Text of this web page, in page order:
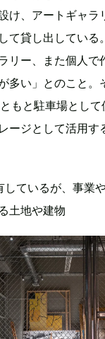
け、アートギャラ
て貸し出している
リー、また個人
多い」とのこと。
もと駐車場とし
ージとして活用す
ているが、事業
土地や建物